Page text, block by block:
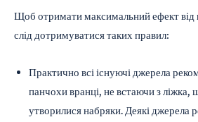
Щоб отримати максимальний ефект від
слід дотримуватися таких правил:
Практично всі існуючі джерела
панчохи вранці, не встаючи з ліжка,
утворилися набряки. Деякі джерела